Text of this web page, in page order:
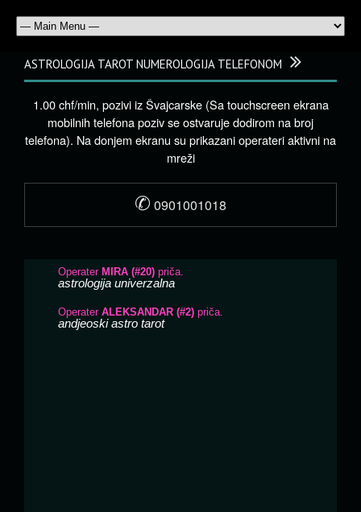
ASTROLOGIJA TAROT NUMEROLOGIJA TELEFONOM
1.00 chf/min, pozivi iz Švajcarske (Sa touchscreen ekrana
mobilnih telefona poziv se ostvaruje dodirom na broj
telefona). Na donjem ekranu su prikazani operateri aktivni na
mreži
✆ 0901001018